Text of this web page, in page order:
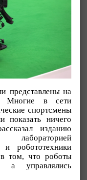
представлены на
Многие в сети
спортсмены
показать ничего
изданию
и робототехники
том, что роботы
а управлялись